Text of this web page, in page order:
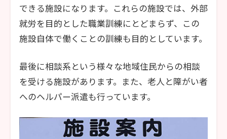
できる施設になります。これらの施設では、外部
就労を目的とした職業訓練にとどまらず、この
施設自体で働くことの訓練も目的としています。
最後に相談系という様々な地域住民からの相談
を受ける施設があります。また、老人と障がい者
へのヘルパー派遣も行っています。